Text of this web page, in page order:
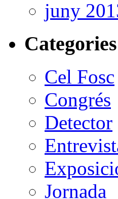
juny
Categories
Cel Fosc
Congrés
Detector
Jornada